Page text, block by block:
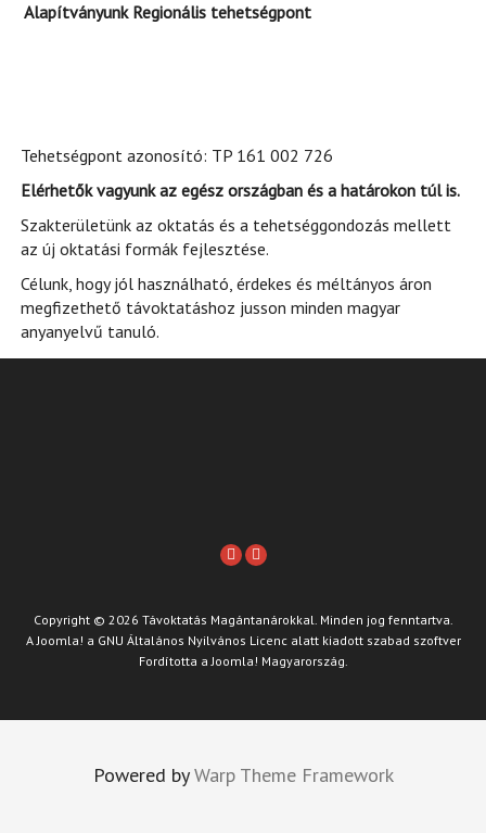
Alapítványunk Regionális tehetségpont
Tehetségpont azonosító: TP 161 002 726
Elérhetők vagyunk az egész országban és a határokon túl is.
Szakterületünk az oktatás és a tehetséggondozás mellett
az új oktatási formák fejlesztése.
Célunk, hogy jól használható, érdekes és méltányos áron
megfizethető távoktatáshoz jusson minden magyar
anyanyelvű tanuló.
Copyright © 2026 Távoktatás Magántanárokkal. Minden jog fenntartva.
A Joomla! a GNU Általános Nyilvános Licencalatt kiadott szabad szoftver
Fordította a Joomla! Magyarország
Powered byWarp Theme Framework